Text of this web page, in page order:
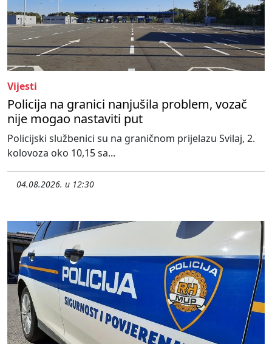
Vijesti
Policija na granici nanjušila problem, vozač
nije mogao nastaviti put
Policijski službenici su na graničnom prijelazu Svilaj, 2.
kolovoza oko 10,15 sa...
04.08.2026. u 12:30